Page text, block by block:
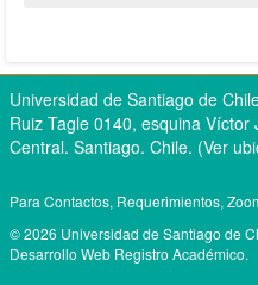
Universidad de Santiago de
Ruiz Tagle 0140, esquina
Central. Santiago. Chile. (Ver
Para Contactos, Requerimientos,
© 2026 Universidad de Santiago de
Desarrollo Web Registro Académico.